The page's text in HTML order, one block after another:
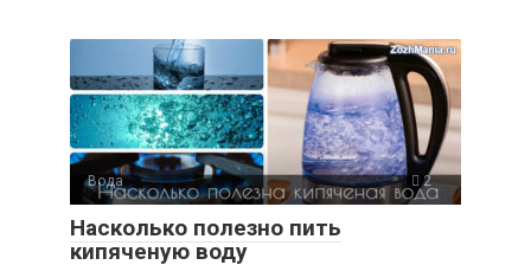
Вода 2
Насколько полезно пить
кипяченую воду